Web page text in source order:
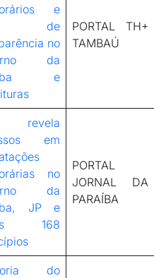
e
de
no
da
e
PORTAL TH+
TAMBAÚ
revela
em
no
da
JP e
168
PORTAL
JORNAL DA
PARAÍBA
do